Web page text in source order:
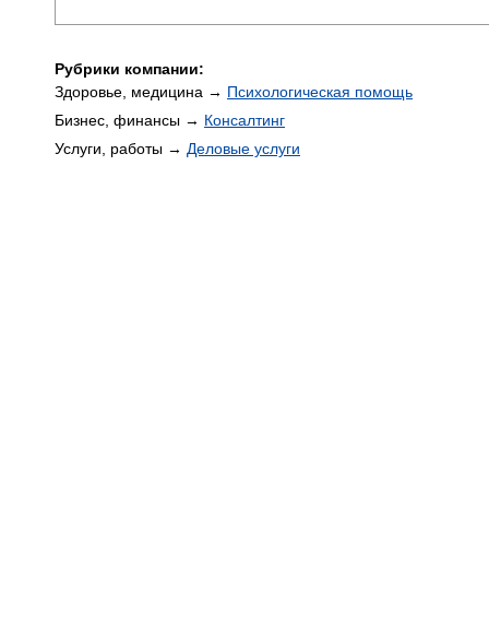
Рубрики компании:
Здоровье, медицина → Психологическая помощь
Бизнес, финансы → Консалтинг
Услуги, работы → Деловые услуги